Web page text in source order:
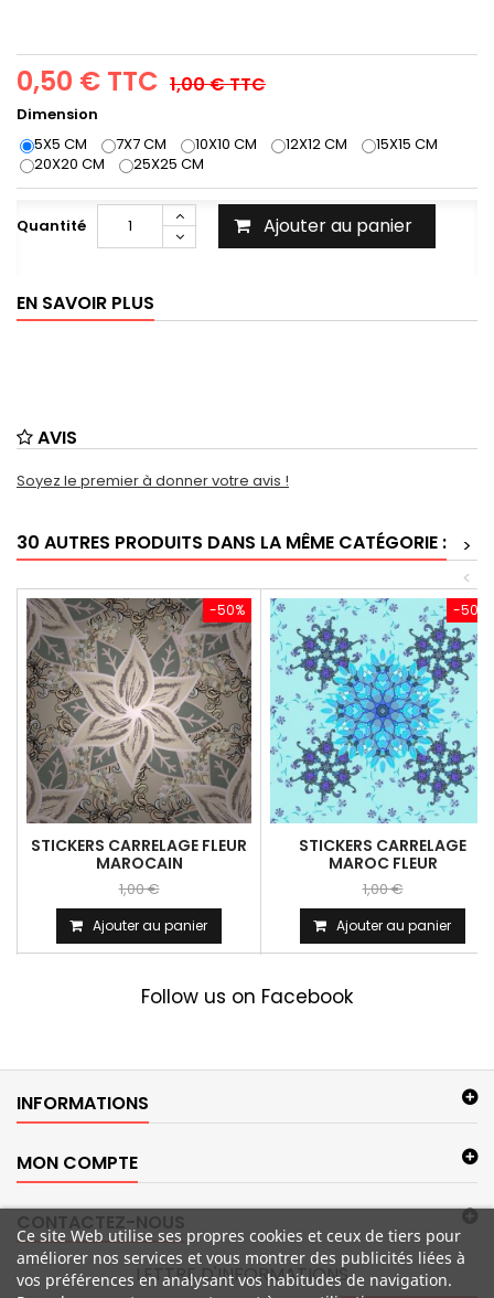
0,50 € TTC 1,00 €TTC
Dimension
5X5 CM
7X7 CM 10X10 CM 12X12 CM
15X15 CM
20X20 CM
25X25 CM
Quantité Ajouter au panier
EN SAVOIR PLUS
AVIS
Soyez le premier à donner votre avis !
30 AUTRES PRODUITS DANS LA MÊME CATÉGORIE :
>
<
STICKERS CARRELAGE FLEUR
MAROCAIN
1,00 €
-50%
Ajouter au panier
STICKERS CARRELAGE
MAROC FLEUR
1,00 €
-50%
Ajouter au panier
Follow us on Facebook
INFORMATIONS
MON COMPTE
CONTACTEZ-NOUS
LETTRE D'INFORMATIONS
Ce site Web utilise ses propres cookies et ceux de tiers pour
améliorer nos services et vous montrer des publicités liées à
vos préférences en analysant vos habitudes de navigation.